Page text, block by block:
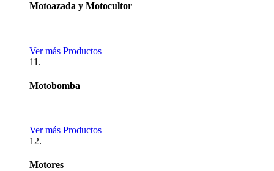
Motoazada y Motocultor
Ver más Productos
11.
Motobomba
Ver más Productos
12.
Motores